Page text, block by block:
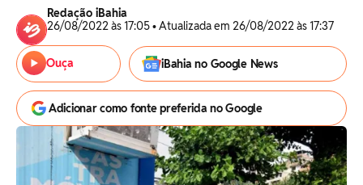
Redação iBahia
26/08/2022 às 17:05 • Atualizada em 26/08/2022 às 17:37
Ouça iBahia no Google News
Adicionar como fonte preferida no Google